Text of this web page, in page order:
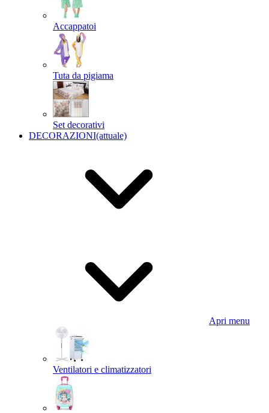
Accappatoi
Tuta da pigiama
Set decorativi
DECORAZIONI(attuale)
Apri menu
Ventilatori e climatizzatori